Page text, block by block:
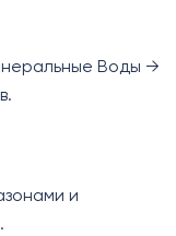
Воды →
и